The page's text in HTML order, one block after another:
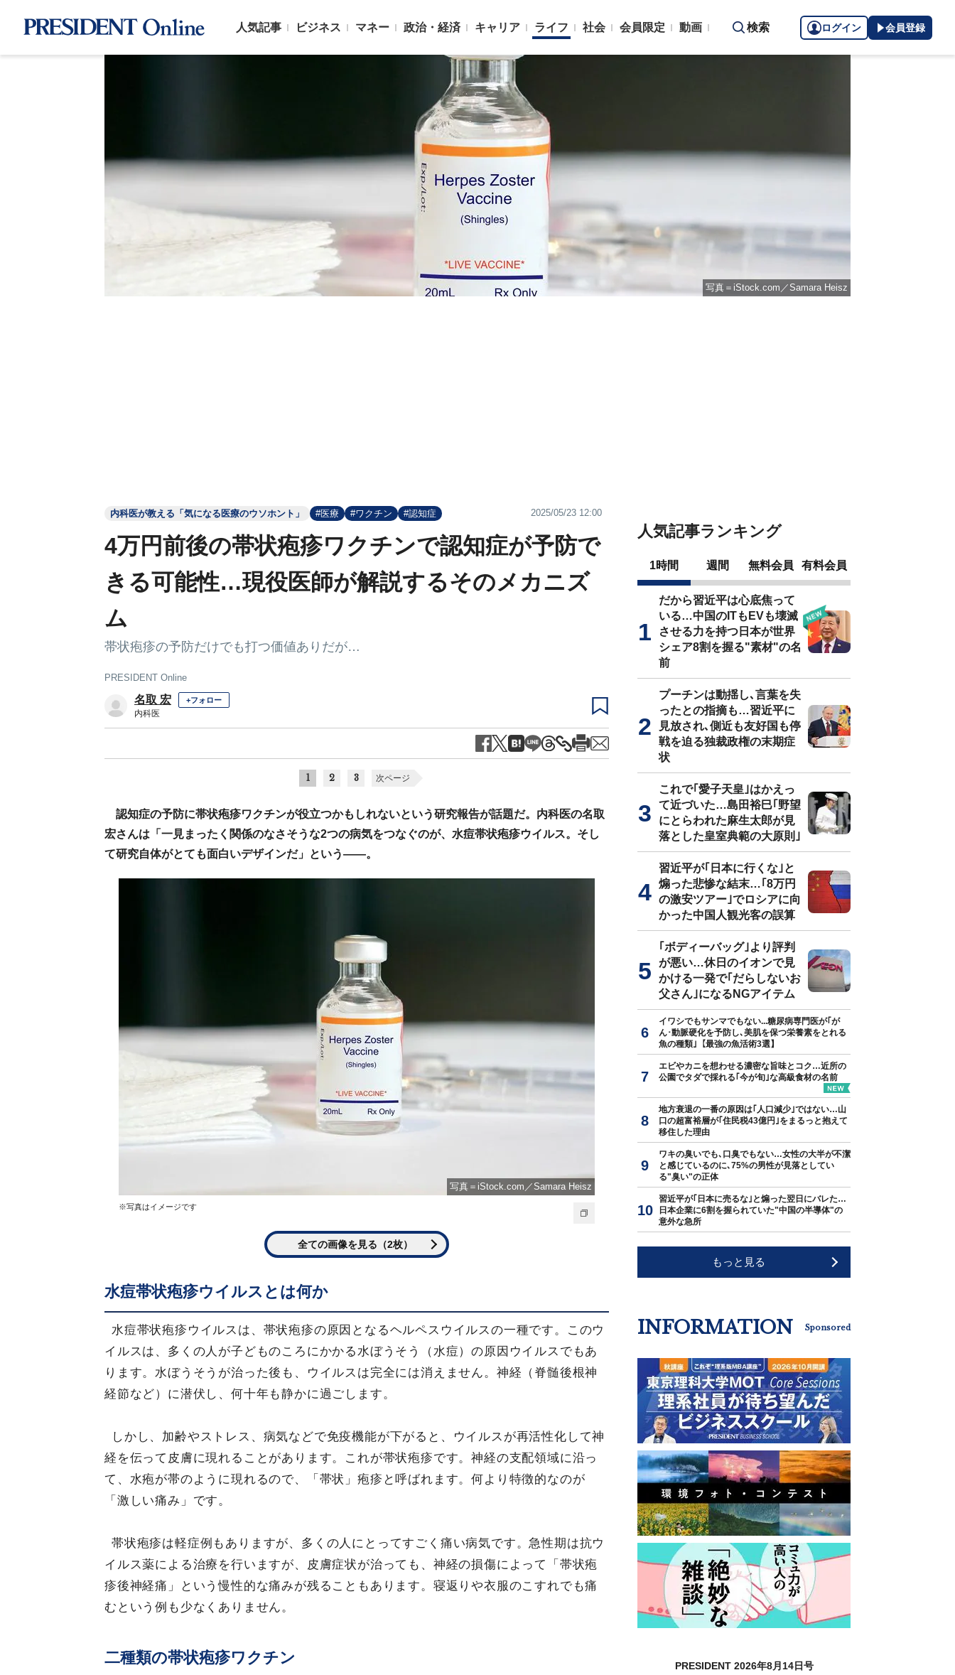
人気記事 ビジネス マネー 政治・経済 キャリア ライフ 社会 会員限定 動画 検索 ログイン 会員登録
写真＝iStock.com／Samara Heisz
内科医が教える「気になる医療のウソホント」 #医療 #ワクチン #認知症 2025/05/23 12:00
4万円前後の帯状疱疹ワクチンで認知症が予防で
きる可能性…現役医師が解説するそのメカニズ
ム
帯状疱疹の予防だけでも打つ価値ありだが…
PRESIDENT Online
名取 宏 +フォロー
内科医
1 2 3 次ページ
認知症の予防に帯状疱疹ワクチンが役立つかもしれないという研究報告が話題だ。内科医の名取
宏さんは「一見まったく関係のなさそうな2つの病気をつなぐのが、水痘帯状疱疹ウイルス。そし
て研究自体がとても面白いデザインだ」という――。
写真＝iStock.com／Samara Heisz
※写真はイメージです
全ての画像を見る（2枚）
水痘帯状疱疹ウイルスとは何か
水痘帯状疱疹ウイルスは、帯状疱疹の原因となるヘルペスウイルスの一種です。このウ
イルスは、多くの人が子どものころにかかる水ぼうそう（水痘）の原因ウイルスでもあ
ります。水ぼうそうが治った後も、ウイルスは完全には消えません。神経（脊髄後根神
経節など）に潜伏し、何十年も静かに過ごします。
しかし、加齢やストレス、病気などで免疫機能が下がると、ウイルスが再活性化して神
経を伝って皮膚に現れることがあります。これが帯状疱疹です。神経の支配領域に沿っ
て、水疱が帯のように現れるので、「帯状」疱疹と呼ばれます。何より特徴的なのが
「激しい痛み」です。
帯状疱疹は軽症例もありますが、多くの人にとってすごく痛い病気です。急性期は抗ウ
イルス薬による治療を行いますが、皮膚症状が治っても、神経の損傷によって「帯状疱
疹後神経痛」という慢性的な痛みが残ることもあります。寝返りや衣服のこすれでも痛
むという例も少なくありません。
二種類の帯状疱疹ワクチン
人気記事ランキング
1時間 週間 無料会員 有料会員
だから習近平は心底焦って
いる…中国のITもEVも壊滅
させる力を持つ日本が世界
シェア8割を握る"素材"の名
前
プーチンは動揺し､言葉を失
ったとの指摘も…習近平に
見放され､側近も友好国も停
戦を迫る独裁政権の末期症
状
これで｢愛子天皇｣はかえっ
て近づいた…島田裕巳｢野望
にとらわれた麻生太郎が見
落とした皇室典範の大原則｣
習近平が｢日本に行くな｣と
煽った悲惨な結末…｢8万円
の激安ツアー｣でロシアに向
かった中国人観光客の誤算
｢ボディーバッグ｣より評判
が悪い…休日のイオンで見
かける一発で｢だらしないお
父さん｣になるNGアイテム
イワシでもサンマでもない...糖尿病専門医が｢が
ん･動脈硬化を予防し､美肌を保つ栄養素をとれる
魚の種類｣【最強の魚活術3選】
エビやカニを想わせる濃密な旨味とコク…近所の
公園でタダで採れる｢今が旬｣な高級食材の名前
地方衰退の一番の原因は｢人口減少｣ではない…山
口の超富裕層が｢住民税43億円｣をまるっと抱えて
移住した理由
ワキの臭いでも､口臭でもない…女性の大半が不潔
と感じているのに､75%の男性が見落としてい
る"臭い"の正体
習近平が｢日本に売るな｣と煽った翌日にバレた…
日本企業に6割を握られていた"中国の半導体"の
意外な急所
もっと見る
INFORMATION Sponsored
PRESIDENT 2026年8月14日号